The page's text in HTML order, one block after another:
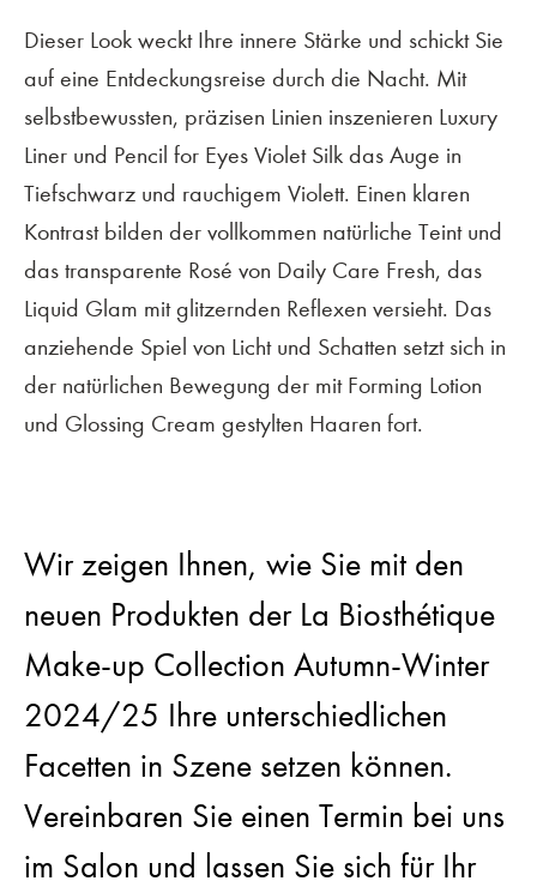
Dieser Look weckt Ihre innere Stärke und schickt Sie
auf eine Entdeckungsreise durch die Nacht. Mit
selbstbewussten, präzisen Linien inszenieren Luxury
Liner und Pencil for Eyes Violet Silk das Auge in
Tiefschwarz und rauchigem Violett. Einen klaren
Kontrast bilden der vollkommen natürliche Teint und
das transparente Rosé von Daily Care Fresh, das
Liquid Glam mit glitzernden Reflexen versieht. Das
anziehende Spiel von Licht und Schatten setzt sich in
der natürlichen Bewegung der mit Forming Lotion
und Glossing Cream gestylten Haaren fort.
Wir zeigen Ihnen, wie Sie mit den
neuen Produkten der La Biosthétique
Make-up Collection Autumn-Winter
2024/25 Ihre unterschiedlichen
Facetten in Szene setzen können.
Vereinbaren Sie einen Termin bei uns
im Salon und lassen Sie sich für Ihr